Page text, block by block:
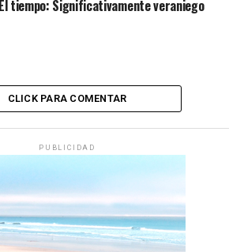
El tiempo: Significativamente veraniego
CLICK PARA COMENTAR
PUBLICIDAD